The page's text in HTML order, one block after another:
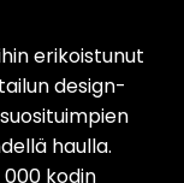
erikoistunut
design-
haulla.
000 kodin